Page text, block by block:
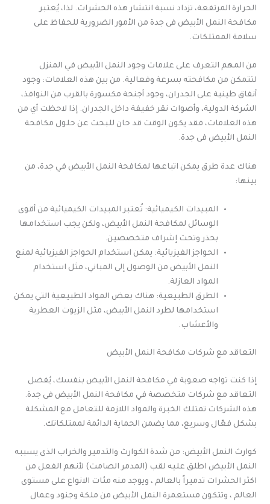
الحرارة المرتفعة، تزداد نسبة انتشار هذه الحشرات. لذا، يُعتبر
مكافحة النمل الأبيض فى جدة من الأمور الضرورية للحفاظ على
سلامة الممتلكات.
من المهم التعرف على علامات وجود النمل الأبيض في المنزل
لتتمكن من مكافحته بسرعة وفعالية. من بين هذه العلامات: وجود
أنفاق طينية على الجدران، وجود أجنحة مكسورة بالقرب من النوافذ،
الشركة الدولية، وأصوات نقر خفيفة داخل الجدران. إذا لاحظت أي من
هذه العلامات، فقد يكون الوقت قد حان للبحث عن حلول مكافحة
النمل الأبيض فى جدة.
هناك عدة طرق يمكن اتباعها لمكافحة النمل الأبيض في جدة، من
بينها:
المبيدات الكيميائية: تُعتبر المبيدات الكيميائية من أقوى
الوسائل لمكافحة النمل الأبيض، ولكن يجب استخدامها
بحذر وتحت إشراف متخصصين.
الحواجز الفيزيائية: يمكن استخدام الحواجز الفيزيائية لمنع
النمل الأبيض من الوصول إلى المباني، مثل استخدام
المواد العازلة.
الطرق الطبيعية: هناك بعض المواد الطبيعية التي يمكن
استخدامها لطرد النمل الأبيض، مثل الزيوت العطرية
والأعشاب.
التعاقد مع شركات مكافحة النمل الأبيض
إذا كنت تواجه صعوبة في مكافحة النمل الأبيض بنفسك، يُفضل
التعاقد مع شركات متخصصة في مكافحة النمل الأبيض فى جدة.
هذه الشركات تمتلك الخبرة والمواد اللازمة للتعامل مع المشكلة
بشكل فعّال وسريع، مما يضمن الحماية الدائمة لممتلكاتك.
كوارث النمل الأبيض: من شدة الكوارث والتدمير والخراب الذى يسببه
النمل الأبيض اطلق عليه لقب (المدمر الصامت) لأنهم الفعل من
اكثر الحشرات تدميراً بالعالم ، ويوجد منه مئات الانواع على مستوى
العالم ، وتتكون مستعمرة النمل الأبيض من ملكة وجنود وعمال